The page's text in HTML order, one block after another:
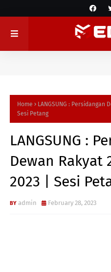
Home
LANGSUNG : Persidangan
Sesi Petang
LANGSUNG :
Dewan Rakyat
2023 | Sesi
admin February 28, 2023